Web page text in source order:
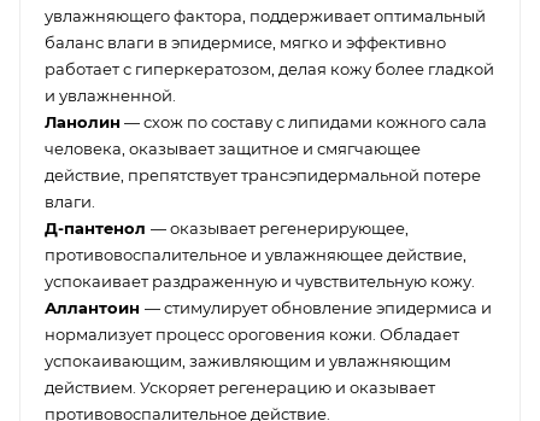
увлажняющего фактора, поддерживает оптимальный
баланс влаги в эпидермисе, мягко и эффективно
работает с гиперкератозом, делая кожу более гладкой
и увлажненной.
Ланолин — схож по составу с липидами кожного сала
человека, оказывает защитное и смягчающее
действие, препятствует трансэпидермальной потере
влаги.
Д-пантенол — оказывает регенерирующее,
противовоспалительное и увлажняющее действие,
успокаивает раздраженную и чувствительную кожу.
Аллантоин — стимулирует обновление эпидермиса и
нормализует процесс ороговения кожи. Обладает
успокаивающим, заживляющим и увлажняющим
действием. Ускоряет регенерацию и оказывает
противовоспалительное действие.